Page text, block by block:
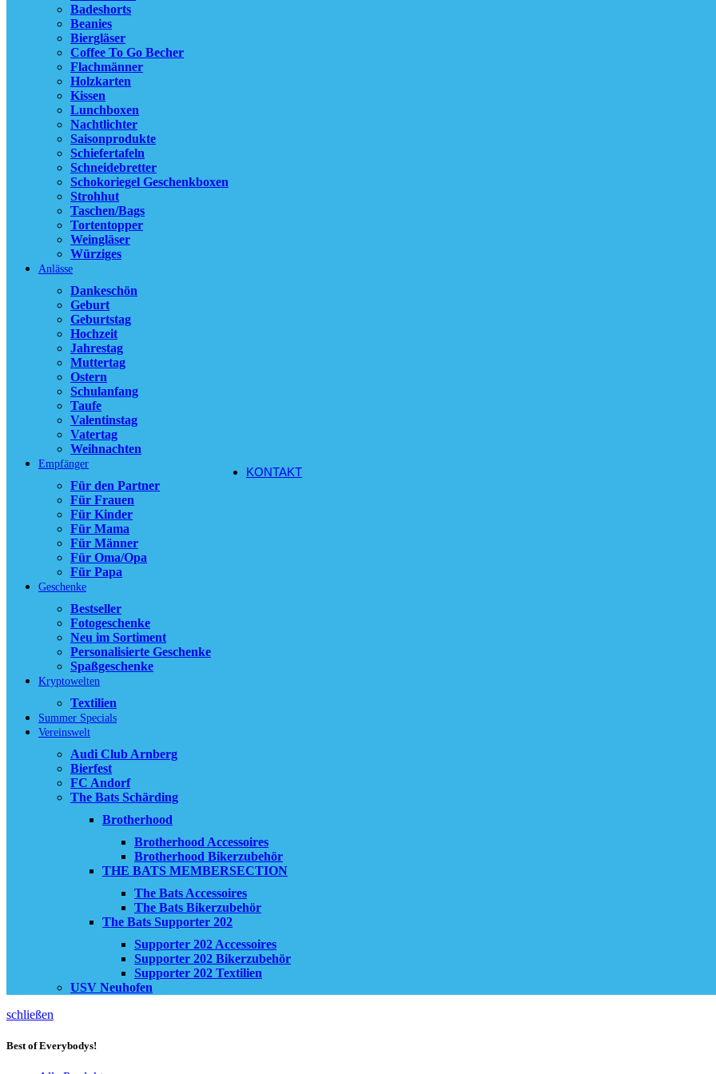
KONTAKT
Badeshorts
Beanies
Biergläser
Coffee To Go Becher
Flachmänner
Holzkarten
Kissen
Lunchboxen
Nachtlichter
Saisonprodukte
Schiefertafeln
Schneidebretter
Schokoriegel Geschenkboxen
Strohhut
Taschen/Bags
Tortentopper
Weingläser
Würziges
Anlässe
Dankeschön
Geburt
Geburtstag
Hochzeit
Jahrestag
Muttertag
Ostern
Schulanfang
Taufe
Valentinstag
Vatertag
Weihnachten
Empfänger
Für den Partner
Für Frauen
Für Kinder
Für Mama
Für Männer
Für Oma/Opa
Für Papa
Geschenke
Bestseller
Fotogeschenke
Neu im Sortiment
Personalisierte Geschenke
Spaßgeschenke
Kryptowelten
Textilien
Summer Specials
Vereinswelt
Audi Club Arnberg
Bierfest
FC Andorf
The Bats Schärding
Brotherhood
Brotherhood Accessoires
Brotherhood Bikerzubehör
THE BATS MEMBERSECTION
The Bats Accessoires
The Bats Bikerzubehör
The Bats Supporter 202
Supporter 202 Accessoires
Supporter 202 Bikerzubehör
Supporter 202 Textilien
USV Neuhofen
schließen
Best of Everybodys!